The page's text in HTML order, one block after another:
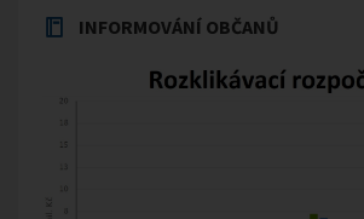
INFORMOVÁNÍ OBČANŮ